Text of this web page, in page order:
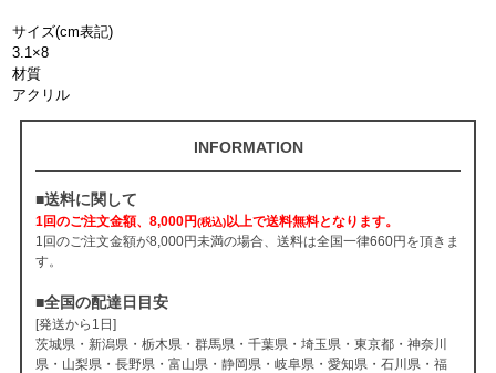
サイズ(cm表記)
3.1×8
材質
アクリル
INFORMATION
■送料に関して
1回のご注文金額、8,000円(税込)以上で送料無料となります。
1回のご注文金額が8,000円未満の場合、送料は全国一律660円を頂きま
す。
■全国の配達日目安
[発送から1日]
茨城県・新潟県・栃木県・群馬県・千葉県・埼玉県・東京都・神奈川
県・山梨県・長野県・富山県・静岡県・岐阜県・愛知県・石川県・福